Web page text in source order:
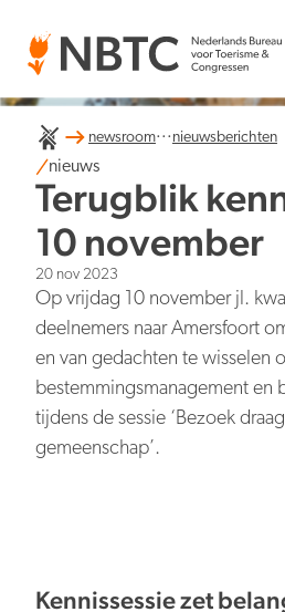
Thema's
Bekijk alle thema's
Internationale
Kennisbank
Over ons
Lees meer over NBTC
Wat we doen
Organisatie
Newsroom
Ga naar de Newsroom
EN NL
newsroom... nieuwsberichten
nieuws
Terugblik
10 november
20 nov 2023
Op vrijdag 10 november jl.
deelnemers naar Amersfoort
en van gedachten te wisselen
bestemmingsmanagement en
tijdens de sessie ‘Bezoek
gemeenschap’.
Kennissessie zet